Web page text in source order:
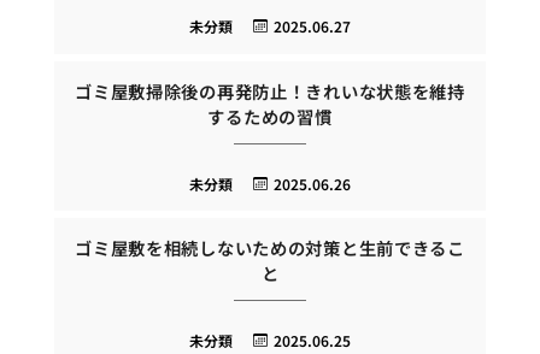
2025.06.27
未分類
ゴミ屋敷掃除後の再発防止！きれいな状態を維持
するための習慣
2025.06.26
未分類
ゴミ屋敷を相続しないための対策と生前できるこ
と
2025.06.25
未分類